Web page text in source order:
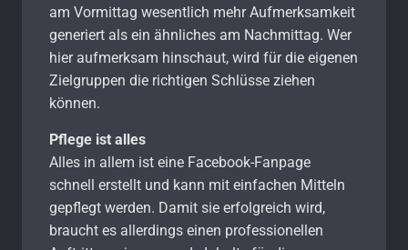
am Vormittag wesentlich mehr Aufmerksamkeit
generiert als ein ähnliches am Nachmittag. Wer
hier aufmerksam hinschaut, wird für die eigenen
Zielgruppen die richtigen Schlüsse ziehen
können.
Pflege ist alles
Alles in allem ist eine Facebook-Fanpage
schnell erstellt und kann mit einfachen Mitteln
gepflegt werden. Damit sie erfolgreich wird,
braucht es allerdings einen professionellen